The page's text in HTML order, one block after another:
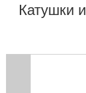
Катушки